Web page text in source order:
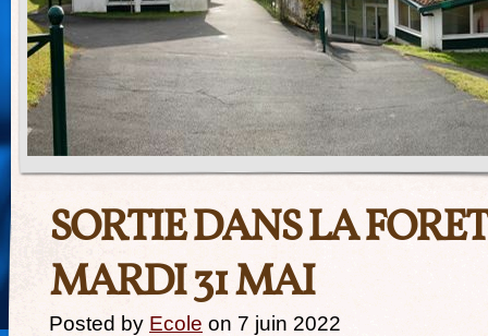
SORTIE DANS LA
MARDI 31 MAI
Posted by Ecole on 7 juin 2022